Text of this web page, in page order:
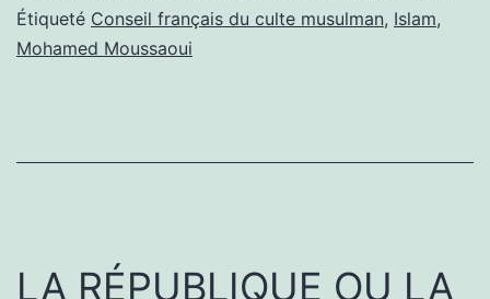
NE
Étiqueté Conseil français du culte musulman, Islam,
Mohamed Moussaoui
LA RÉPUBLIQUE OU LA